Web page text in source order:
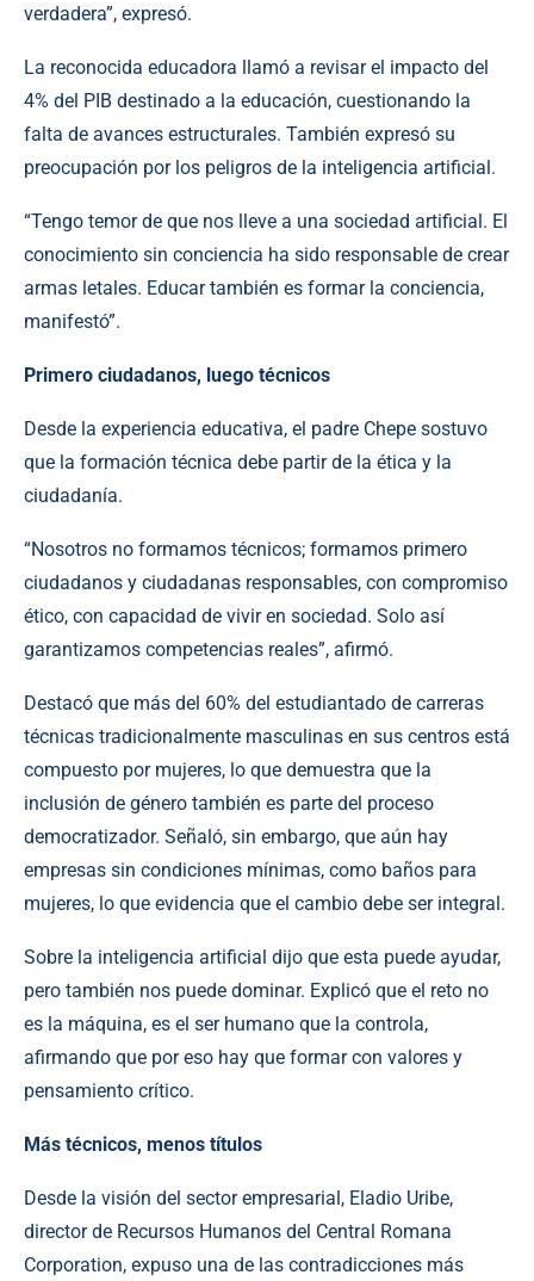
verdadera”, expresó.
La reconocida educadora llamó a revisar el impacto del
4% del PIB destinado a la educación, cuestionando la
falta de avances estructurales. También expresó su
preocupación por los peligros de la inteligencia artificial.
“Tengo temor de que nos lleve a una sociedad artificial. El
conocimiento sin conciencia ha sido responsable de crear
armas letales. Educar también es formar la conciencia,
manifestó”.
Primero ciudadanos, luego técnicos
Desde la experiencia educativa, el padre Chepe sostuvo
que la formación técnica debe partir de la ética y la
ciudadanía.
“Nosotros no formamos técnicos; formamos primero
ciudadanos y ciudadanas responsables, con compromiso
ético, con capacidad de vivir en sociedad. Solo así
garantizamos competencias reales”, afirmó.
Destacó que más del 60% del estudiantado de carreras
técnicas tradicionalmente masculinas en sus centros está
compuesto por mujeres, lo que demuestra que la
inclusión de género también es parte del proceso
democratizador. Señaló, sin embargo, que aún hay
empresas sin condiciones mínimas, como baños para
mujeres, lo que evidencia que el cambio debe ser integral.
Sobre la inteligencia artificial dijo que esta puede ayudar,
pero también nos puede dominar. Explicó que el reto no
es la máquina, es el ser humano que la controla,
afirmando que por eso hay que formar con valores y
pensamiento crítico.
Más técnicos, menos títulos
Desde la visión del sector empresarial, Eladio Uribe,
director de Recursos Humanos del Central Romana
Corporation, expuso una de las contradicciones más